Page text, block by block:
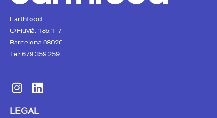
Earthfood
C/Fluvià, 136,1-7
Barcelona 08020
Tel: 679 359 259
I
n
s
L
i
n
LEGAL